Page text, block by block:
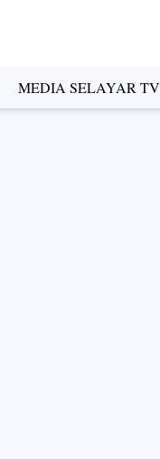
MEDIA SELAYAR TV